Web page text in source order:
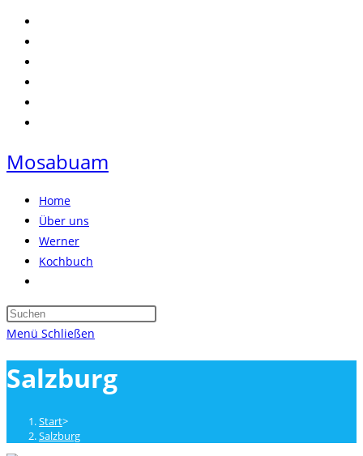
Zum
Inhalt
springen
Mosabuam
Home
Über uns
Werner
Kochbuch
umschalten
Press
Menü Schließen
Salzburg
Start>
Salzburg